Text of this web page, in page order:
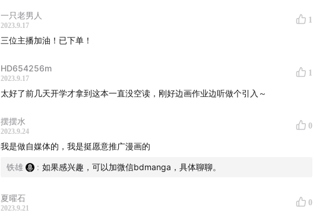
是否有罪？漫画编辑们的行业检讨会》、第30期播客《漫画与文娱作品是
造“爽感”的？》。
推荐书单丨
老师，截稿日要过了！》
BIG COMIC〉创刊物语》
一只老男人
2023.9.17
1
三位主播加油！已下单！
HD654256m
2023.9.17
1
太好了前几天开学才拿到这本一直没空读，刚好边画作业边听做个引入～
摆摆水
2023.9.24
0
我是做自媒体的，我是挺愿意推广漫画的
铁雄 : 如果感兴趣，可以加微信bdmanga，具体聊聊。
夏曜石
2023.9.21
0